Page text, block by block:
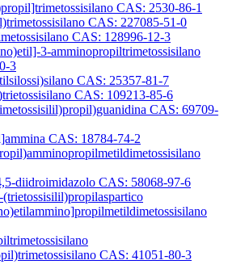
CAS: 2530-86-1
CAS: 227085-51-0
CAS: 128996-12-3
3-amminopropiltrimetossisilano
3
CAS: 25357-81-7
CAS: 109213-85-6
CAS: 69709-
CAS: 18784-74-2
diidroimidazolo CAS: 58068-97-6
CAS: 41051-80-3